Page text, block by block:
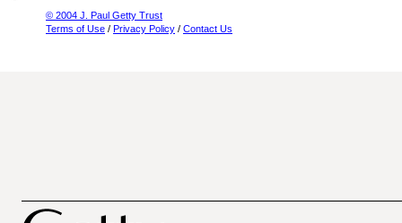
© 2004 J. Paul Getty Trust
Terms of Use / Privacy Policy / Contact Us